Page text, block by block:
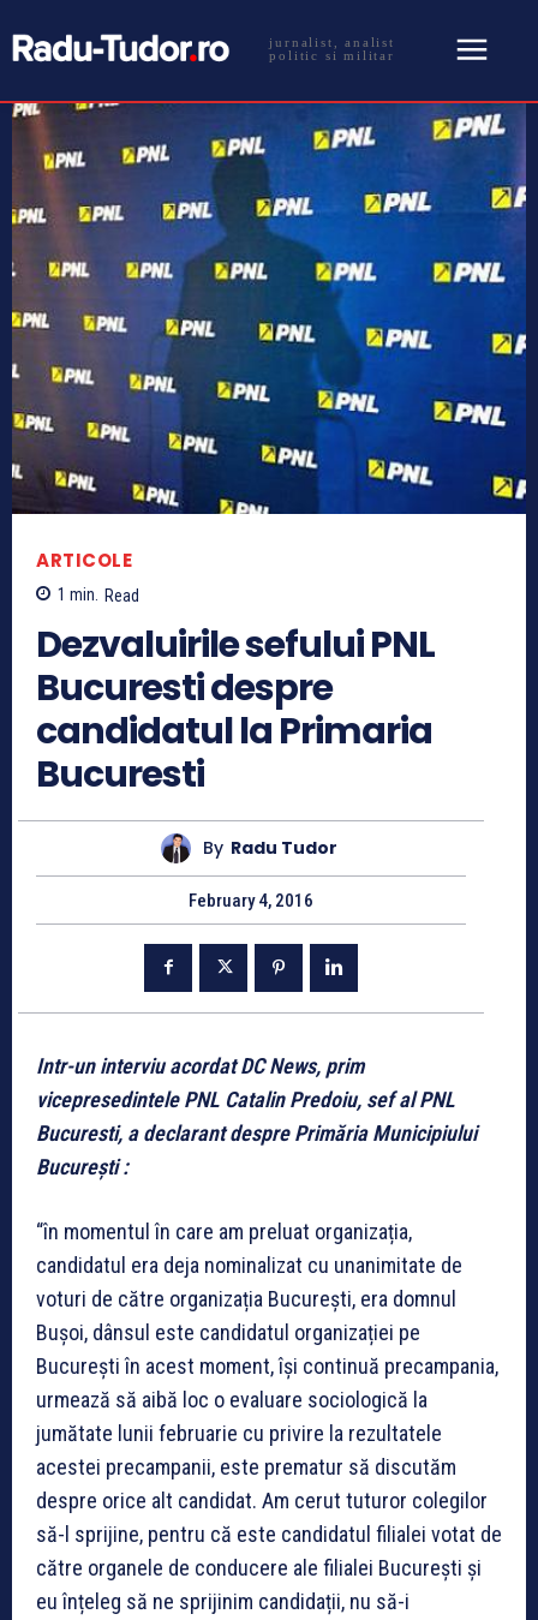
jurnalist, analist
politic si militar
ARTICOLE
1 min. Read
Dezvaluirile sefului PNL
Bucuresti despre
candidatul la Primaria
Bucuresti
By Radu Tudor
February 4, 2016
Intr-un interviu acordat DC News, prim
vicepresedintele PNL Catalin Predoiu, sef al PNL
Bucuresti, a declarant despre Primăria Municipiului
București :
“în momentul în care am preluat organizația,
candidatul era deja nominalizat cu unanimitate de
voturi de către organizația București, era domnul
Bușoi, dânsul este candidatul organizației pe
București în acest moment, își continuă precampania,
urmează să aibă loc o evaluare sociologică la
jumătate lunii februarie cu privire la rezultatele
acestei precampanii, este prematur să discutăm
despre orice alt candidat. Am cerut tuturor colegilor
să-l sprijine, pentru că este candidatul filialei votat de
către organele de conducere ale filialei București și
eu înțeleg să ne sprijinim candidații, nu să-i